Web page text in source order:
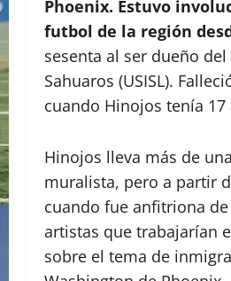
Phoenix. Estuvo
futbol de la región
sesenta al ser dueño del
Sahuaros (USISL).
cuando Hinojos tenía 17
Hinojos lleva más de
muralista, pero a partir
cuando fue anfitriona
artistas que trabajarían
sobre el tema de